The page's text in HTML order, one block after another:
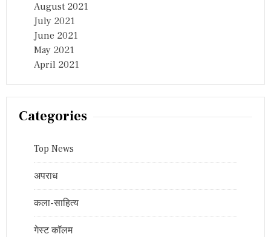
August 2021
July 2021
June 2021
May 2021
April 2021
Categories
Top News
अपराध
कला-साहित्य
गेस्ट कॉलम